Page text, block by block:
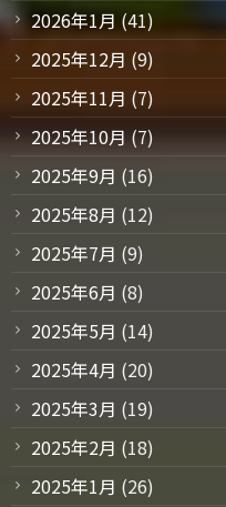
2026年1月 (41)
2025年12月 (9)
2025年11月 (7)
2025年10月 (7)
2025年9月 (16)
2025年8月 (12)
2025年7月 (9)
2025年6月 (8)
2025年5月 (14)
2025年4月 (20)
2025年3月 (19)
2025年2月 (18)
2025年1月 (26)